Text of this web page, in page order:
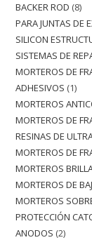
BACKER ROD 8
PARA JUNTAS DE
SILICON
SISTEMAS DE
MORTEROS DE
ADHESIVOS 1
MORTEROS
MORTEROS DE
RESINAS DE
MORTEROS DE
MORTEROS
MORTEROS DE
MORTEROS
PROTECCIÓN
ANODOS 2